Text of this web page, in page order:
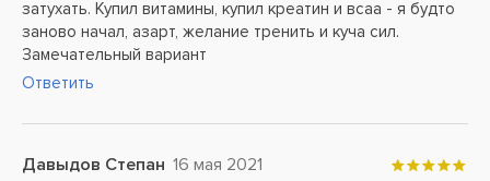
затухать. Купил витамины, купил креатин и всаа - я будто
заново начал, азарт, желание тренить и куча сил.
Замечательный вариант
Ответить
Давыдов Степан 16 мая 2021